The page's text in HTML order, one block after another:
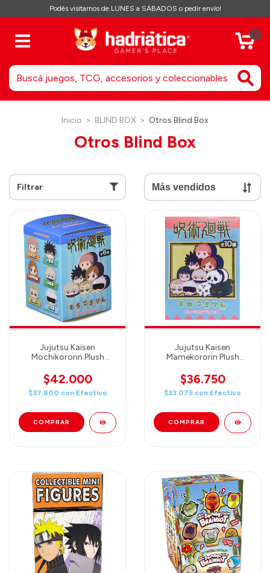
Podés visitarnos de LUNES a SÁBADOS o pedir envío!
0
Inicio > BLIND BOX > Otros Blind Box
Otros Blind Box
Filtrar
Jujutsu Kaisen
Mochikororin Plush
BLIND BOX)
$42.000
$37.800 con Efectivo
Jujutsu Kaisen
Mamekororin Plush
BLIND BOX)
$36.750
$33.075 con Efectivo